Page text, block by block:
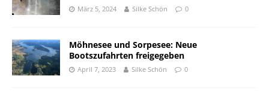
März 5, 2024 Silke Schön 0
Möhnesee und Sorpesee: Neue
Bootszufahrten freigegeben
April 7, 2023 Silke Schön 0